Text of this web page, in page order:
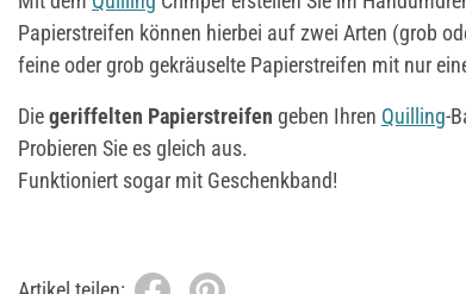
Papierstreifen können hierbei auf zwei Arten (grob
feine oder grob gekräuselte Papierstreifen mit nur
Diegeriffelten Papierstreifen geben Ihren Quilling-
Probieren Sie es gleich aus.
Funktioniert sogar mit Geschenkband!